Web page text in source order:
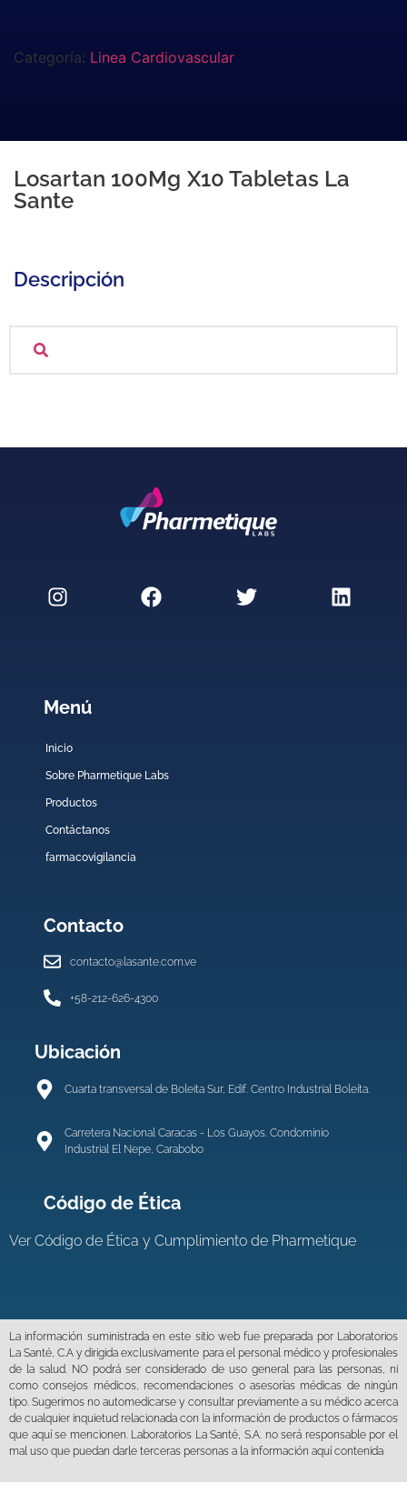
Categoría: Linea Cardiovascular
Losartan 100Mg X10 Tabletas La
Sante
Descripción
Menú
Inicio
Sobre Pharmetique Labs
Productos
Contáctanos
farmacovigilancia
Contacto
contacto@lasante.com.ve
+58-212-626-4300
Ubicación
Cuarta transversal de Boleita Sur, Edif. Centro Industrial Boleíta.
Carretera Nacional Caracas - Los Guayos. Condominio
Industrial El Nepe, Carabobo
Código de Ética
VerCódigo de Ética y Cumplimiento de Pharmetique
La información suministrada en este sitio web fue preparada por Laboratorios
La Santé, C.A y dirigida exclusivamente para el personal médico y profesionales
de la salud. NO podrá ser considerado de uso general para las personas, ni
como consejos médicos, recomendaciones o asesorías médicas de ningún
tipo. Sugerimos no automedicarse y consultar previamente a su médico acerca
de cualquier inquietud relacionada con la información de productos o fármacos
que aquí se mencionen. Laboratorios La Santé, S.A. no será responsable por el
mal uso que puedan darle terceras personas a la información aquí contenida